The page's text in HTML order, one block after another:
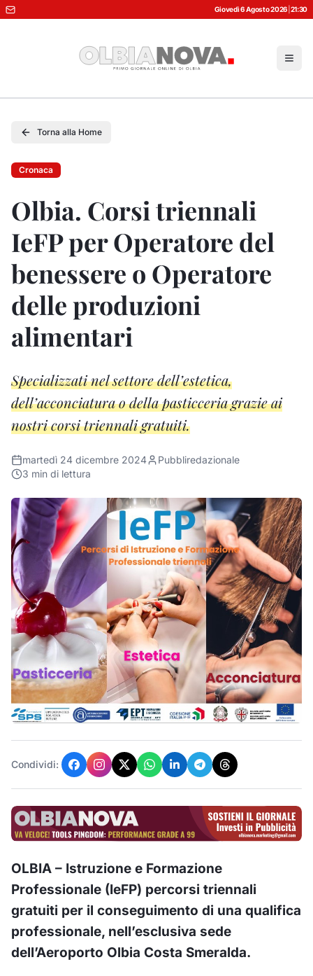
Giovedì 6 Agosto 2026 21:30
Torna alla Home
Cronaca
Olbia. Corsi triennali
IeFP per Operatore del
benessere o Operatore
delle produzioni
alimentari
Specializzati nel settore dell’estetica,
dell’acconciatura o della pasticceria grazie ai
nostri corsi triennali gratuiti.
martedì 24 dicembre 2024
Pubbliredazionale
3 min di lettura
Condividi:
OLBIA – Istruzione e Formazione
Professionale (IeFP) percorsi triennali
gratuiti per il conseguimento di una qualifica
professionale, nell’esclusiva sede
dell’Aeroporto Olbia Costa Smeralda.